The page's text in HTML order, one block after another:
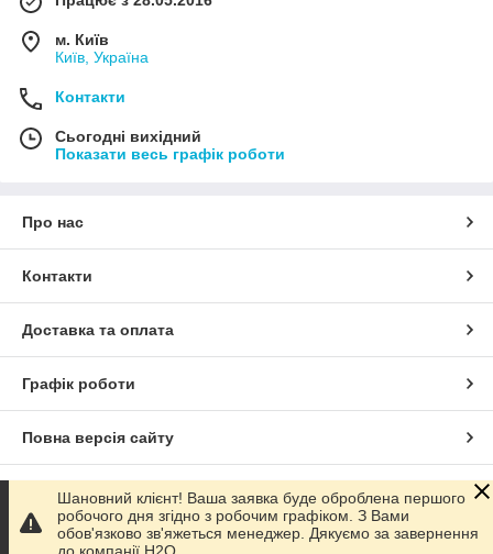
м. Київ
Київ, Україна
Контакти
Сьогодні вихідний
Показати весь графік роботи
Про нас
Контакти
Доставка та оплата
Графік роботи
Повна версія сайту
Сайт створено на маркетплейсі Prom.ua
Політика конфіденційності
Шановний клієнт! Ваша заявка буде оброблена першого
робочого дня згідно з робочим графіком. З Вами
обов'язково зв'яжеться менеджер. Дякуємо за завернення